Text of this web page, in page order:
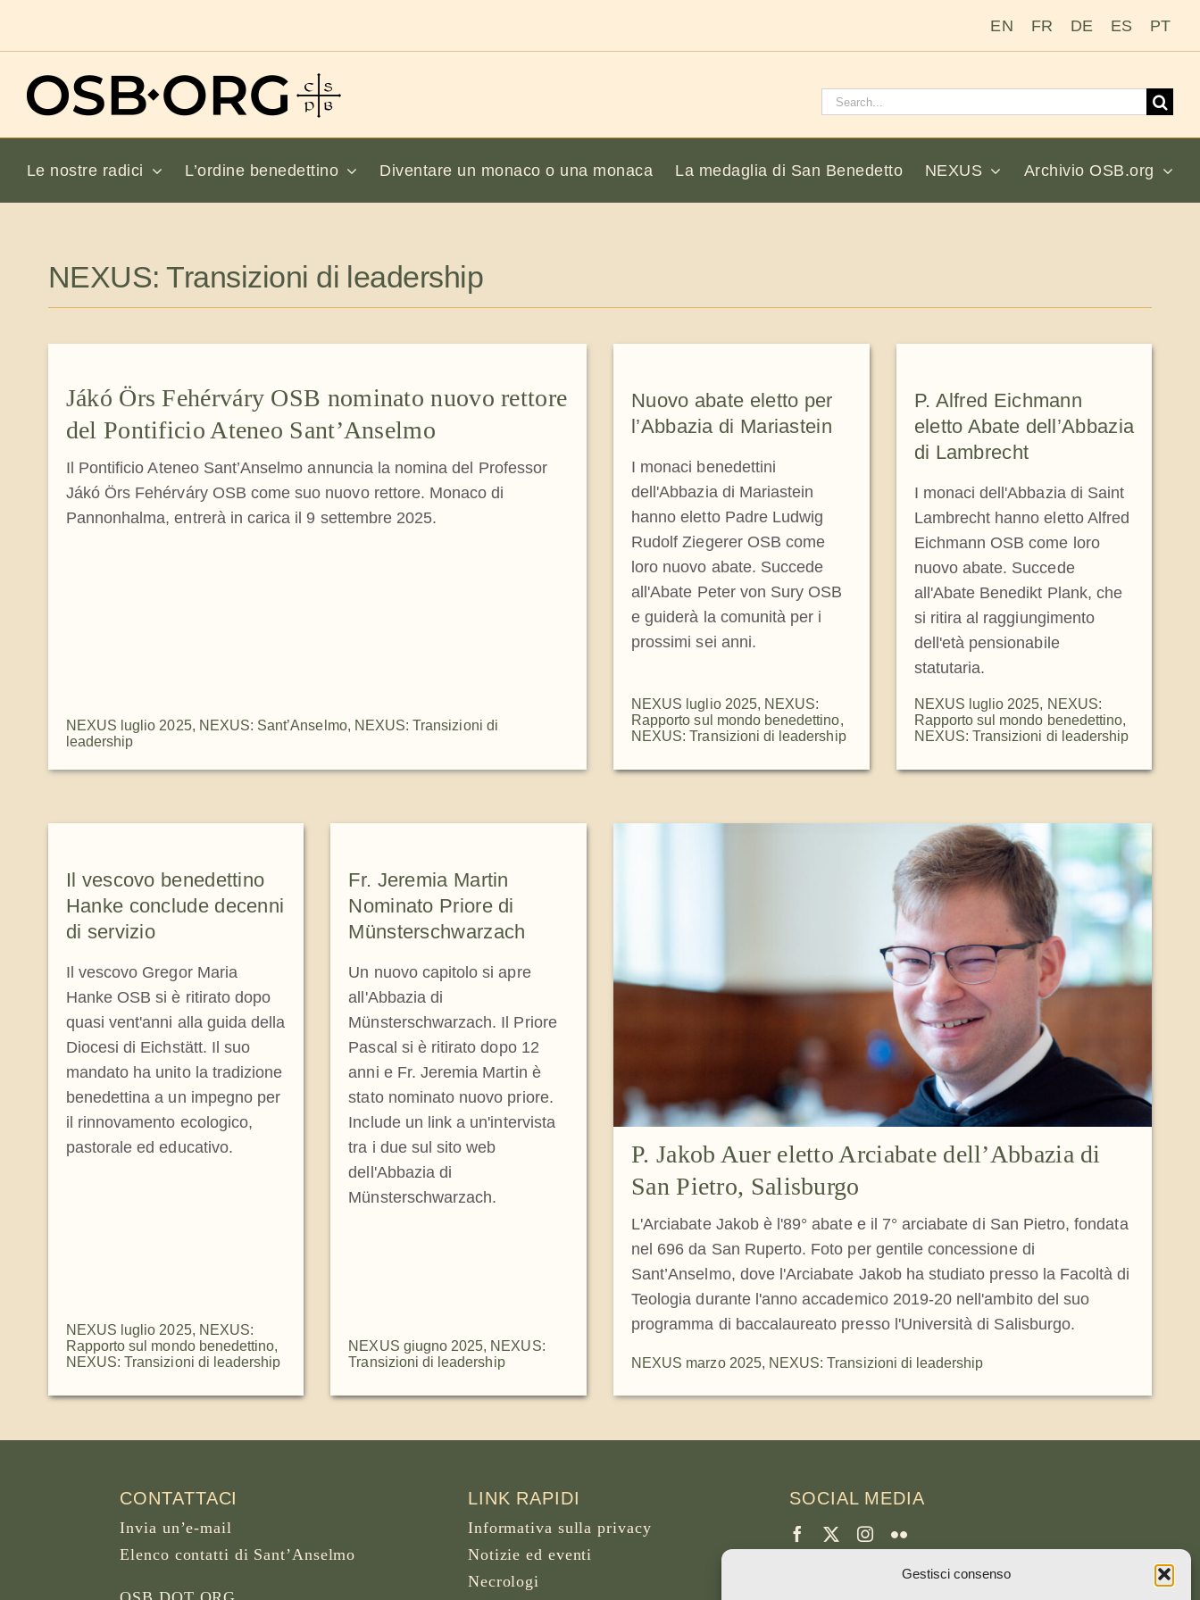
Gestisci consenso
EN FR DE ES PT
Cerca:
Le nostre radici L’ordine benedettino Diventare un monaco o una monaca La medaglia di San Benedetto NEXUS Archivio OSB.org
NEXUS: Transizioni di leadership
Jákó Örs Fehérváry OSB nominato nuovo rettore
del Pontificio Ateneo Sant’Anselmo
Il Pontificio Ateneo Sant’Anselmo annuncia la nomina del Professor
Jákó Örs Fehérváry OSB come suo nuovo rettore. Monaco di
Pannonhalma, entrerà in carica il 9 settembre 2025.
NEXUS luglio 2025, NEXUS: Sant’Anselmo, NEXUS: Transizioni di
leadership
Nuovo abate eletto per
l’Abbazia di Mariastein
I monaci benedettini
dell'Abbazia di Mariastein
hanno eletto Padre Ludwig
Rudolf Ziegerer OSB come
loro nuovo abate. Succede
all'Abate Peter von Sury OSB
e guiderà la comunità per i
prossimi sei anni.
NEXUS luglio 2025, NEXUS:
Rapporto sul mondo benedettino,
NEXUS: Transizioni di leadership
P. Alfred Eichmann
eletto Abate dell’Abbazia
di Lambrecht
I monaci dell'Abbazia di Saint
Lambrecht hanno eletto Alfred
Eichmann OSB come loro
nuovo abate. Succede
all'Abate Benedikt Plank, che
si ritira al raggiungimento
dell'età pensionabile
statutaria.
NEXUS luglio 2025, NEXUS:
Rapporto sul mondo benedettino,
NEXUS: Transizioni di leadership
Il vescovo benedettino
Hanke conclude decenni
di servizio
Il vescovo Gregor Maria
Hanke OSB si è ritirato dopo
quasi vent'anni alla guida della
Diocesi di Eichstätt. Il suo
mandato ha unito la tradizione
benedettina a un impegno per
il rinnovamento ecologico,
pastorale ed educativo.
NEXUS luglio 2025, NEXUS:
Rapporto sul mondo benedettino,
NEXUS: Transizioni di leadership
Fr. Jeremia Martin
Nominato Priore di
Münsterschwarzach
Un nuovo capitolo si apre
all'Abbazia di
Münsterschwarzach. Il Priore
Pascal si è ritirato dopo 12
anni e Fr. Jeremia Martin è
stato nominato nuovo priore.
Include un link a un'intervista
tra i due sul sito web
dell'Abbazia di
Münsterschwarzach.
NEXUS giugno 2025, NEXUS:
Transizioni di leadership
P. Jakob Auer eletto Arciabate dell’Abbazia di
San Pietro, Salisburgo
L'Arciabate Jakob è l'89° abate e il 7° arciabate di San Pietro, fondata
nel 696 da San Ruperto. Foto per gentile concessione di
Sant’Anselmo, dove l'Arciabate Jakob ha studiato presso la Facoltà di
Teologia durante l'anno accademico 2019-20 nell'ambito del suo
programma di baccalaureato presso l'Università di Salisburgo.
NEXUS marzo 2025, NEXUS: Transizioni di leadership
CONTATTACI
Invia un’e-mail
Elenco contatti di Sant’Anselmo
LINK RAPIDI
Informativa sulla privacy
Notizie ed eventi
Necrologi
SOCIAL MEDIA